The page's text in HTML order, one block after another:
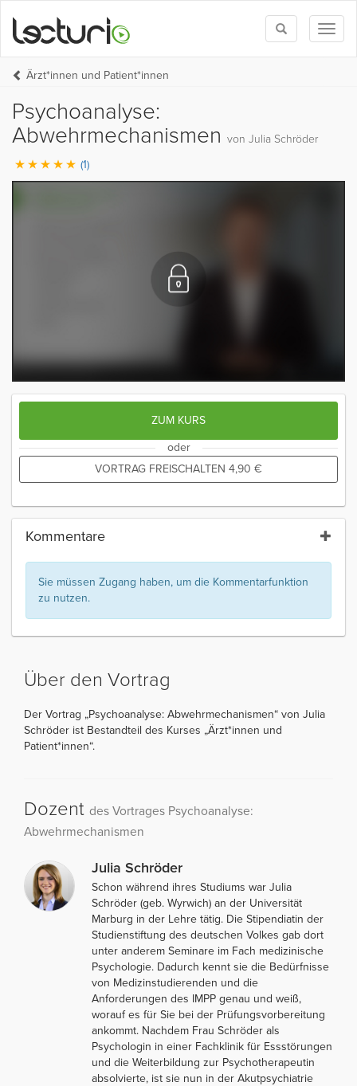
Toggle
search
Ärzt*innen und Patient*innen
Psychoanalyse:
Abwehrmechanismen von Julia Schröder
(1)
ZUM KURS
oder
VORTRAG FREISCHALTEN 4,90 €
Kommentare
Sie müssen Zugang haben, um die Kommentarfunktion
zu nutzen.
Über den Vortrag
Der Vortrag „Psychoanalyse: Abwehrmechanismen“ von Julia
Schröder ist Bestandteil des Kurses „Ärzt*innen und
Patient*innen“.
Dozent des Vortrages Psychoanalyse:
Abwehrmechanismen
Julia Schröder
Schon während ihres Studiums war Julia
Schröder (geb. Wyrwich) an der Universität
Marburg in der Lehre tätig. Die Stipendiatin der
Studienstiftung des deutschen Volkes gab dort
unter anderem Seminare im Fach medizinische
Psychologie. Dadurch kennt sie die Bedürfnisse
von Medizinstudierenden und die
Anforderungen des IMPP genau und weiß,
worauf es für Sie bei der Prüfungsvorbereitung
ankommt. Nachdem Frau Schröder als
Psychologin in einer Fachklinik für Essstörungen
und die Weiterbildung zur Psychotherapeutin
absolvierte, ist sie nun in der Akutpsychiatrie